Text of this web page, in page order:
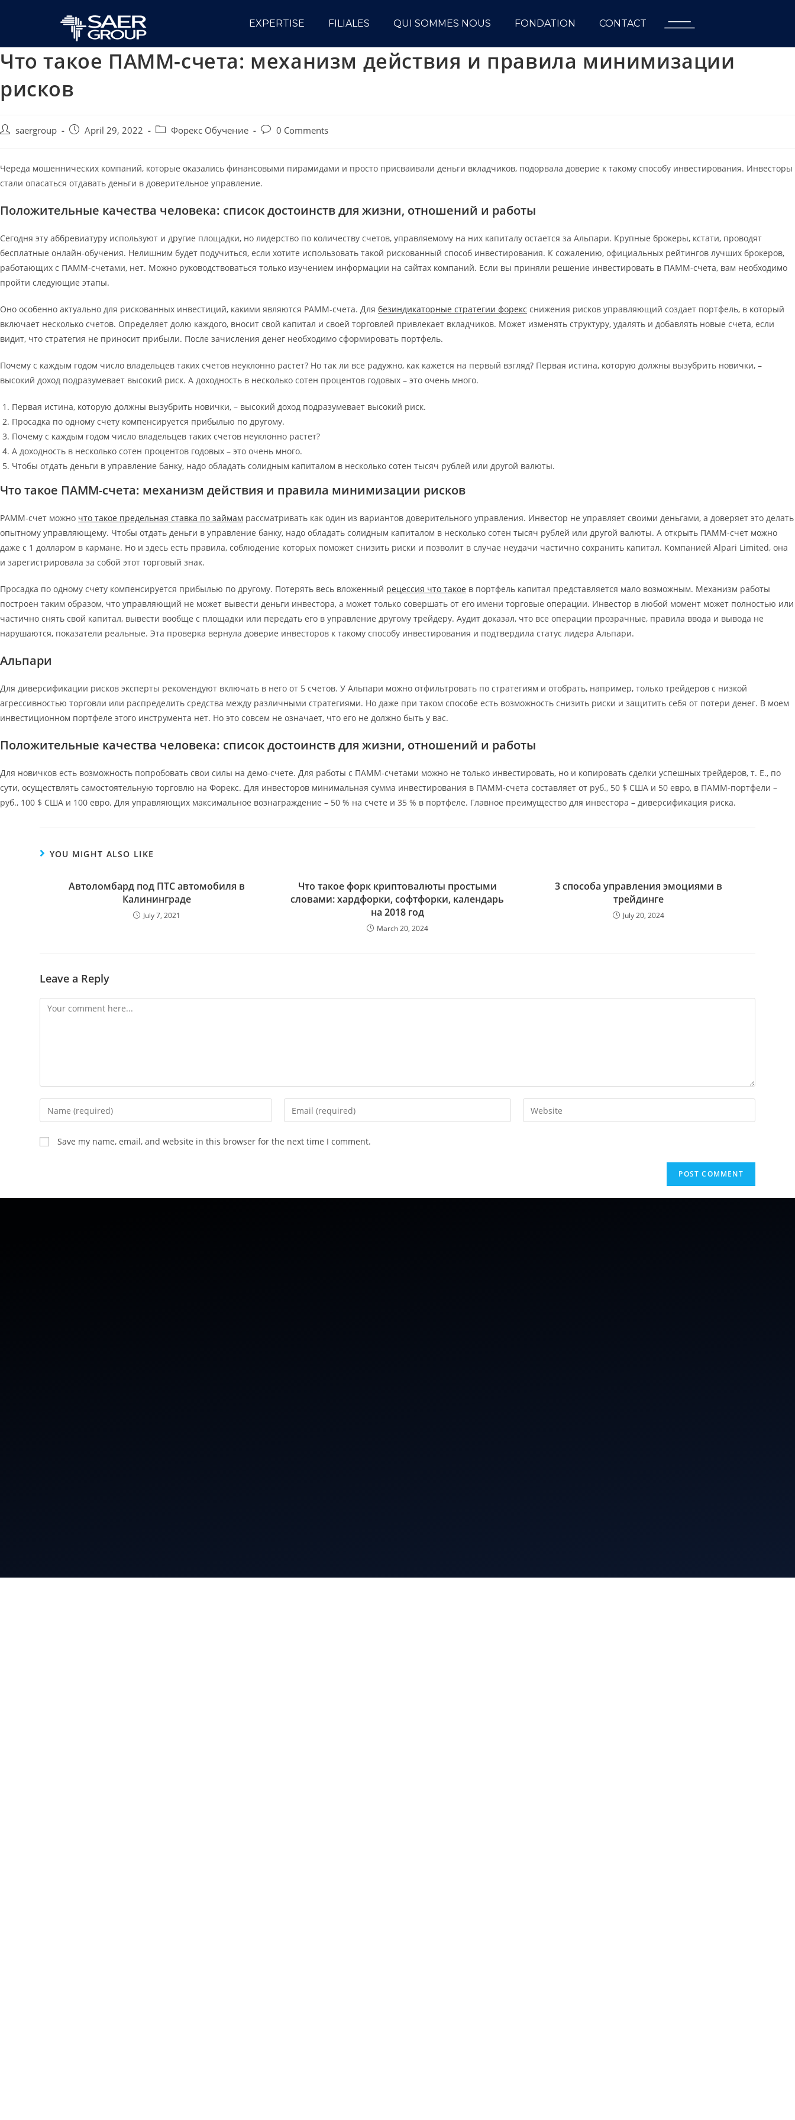
EXPERTISE FILIALES QUI SOMMES NOUS FONDATION CONTACT
Что такое ПАММ-счета: механизм действия и правила минимизации
рисков
saergroup April 29, 2022 Форекс Обучение 0 Comments
Череда мошеннических компаний, которые оказались финансовыми пирамидами и просто присваивали деньги вкладчиков, подорвала доверие к такому способу инвестирования. Инвесторы
стали опасаться отдавать деньги в доверительное управление.
Положительные качества человека: список достоинств для жизни, отношений и работы
Сегодня эту аббревиатуру используют и другие площадки, но лидерство по количеству счетов, управляемому на них капиталу остается за Альпари. Крупные брокеры, кстати, проводят
бесплатные онлайн-обучения. Нелишним будет подучиться, если хотите использовать такой рискованный способ инвестирования. К сожалению, официальных рейтингов лучших брокеров,
работающих с ПАММ-счетами, нет. Можно руководствоваться только изучением информации на сайтах компаний. Если вы приняли решение инвестировать в ПАММ-счета, вам необходимо
пройти следующие этапы.
Оно особенно актуально для рискованных инвестиций, какими являются PAMM-счета. Для безиндикаторные стратегии форекс снижения рисков управляющий создает портфель, в который
включает несколько счетов. Определяет долю каждого, вносит свой капитал и своей торговлей привлекает вкладчиков. Может изменять структуру, удалять и добавлять новые счета, если
видит, что стратегия не приносит прибыли. После зачисления денег необходимо сформировать портфель.
Почему с каждым годом число владельцев таких счетов неуклонно растет? Но так ли все радужно, как кажется на первый взгляд? Первая истина, которую должны вызубрить новички, –
высокий доход подразумевает высокий риск. А доходность в несколько сотен процентов годовых – это очень много.
Первая истина, которую должны вызубрить новички, – высокий доход подразумевает высокий риск.
Просадка по одному счету компенсируется прибылью по другому.
Почему с каждым годом число владельцев таких счетов неуклонно растет?
А доходность в несколько сотен процентов годовых – это очень много.
Чтобы отдать деньги в управление банку, надо обладать солидным капиталом в несколько сотен тысяч рублей или другой валюты.
Что такое ПАММ-счета: механизм действия и правила минимизации рисков
PAMM-счет можно что такое предельная ставка по займам рассматривать как один из вариантов доверительного управления. Инвестор не управляет своими деньгами, а доверяет это делать
опытному управляющему. Чтобы отдать деньги в управление банку, надо обладать солидным капиталом в несколько сотен тысяч рублей или другой валюты. А открыть ПАММ-счет можно
даже с 1 долларом в кармане. Но и здесь есть правила, соблюдение которых поможет снизить риски и позволит в случае неудачи частично сохранить капитал. Компанией Alpari Limited, она
и зарегистрировала за собой этот торговый знак.
Просадка по одному счету компенсируется прибылью по другому. Потерять весь вложенный рецессия что такое в портфель капитал представляется мало возможным. Механизм работы
построен таким образом, что управляющий не может вывести деньги инвестора, а может только совершать от его имени торговые операции. Инвестор в любой момент может полностью или
частично снять свой капитал, вывести вообще с площадки или передать его в управление другому трейдеру. Аудит доказал, что все операции прозрачные, правила ввода и вывода не
нарушаются, показатели реальные. Эта проверка вернула доверие инвесторов к такому способу инвестирования и подтвердила статус лидера Альпари.
Альпари
Для диверсификации рисков эксперты рекомендуют включать в него от 5 счетов. У Альпари можно отфильтровать по стратегиям и отобрать, например, только трейдеров с низкой
агрессивностью торговли или распределить средства между различными стратегиями. Но даже при таком способе есть возможность снизить риски и защитить себя от потери денег. В моем
инвестиционном портфеле этого инструмента нет. Но это совсем не означает, что его не должно быть у вас.
Положительные качества человека: список достоинств для жизни, отношений и работы
Для новичков есть возможность попробовать свои силы на демо-счете. Для работы с ПАММ-счетами можно не только инвестировать, но и копировать сделки успешных трейдеров, т. Е., по
сути, осуществлять самостоятельную торговлю на Форекс. Для инвесторов минимальная сумма инвестирования в ПАММ-счета составляет от руб., 50 $ США и 50 евро, в ПАММ-портфели –
руб., 100 $ США и 100 евро. Для управляющих максимальное вознаграждение – 50 % на счете и 35 % в портфеле. Главное преимущество для инвестора – диверсификация риска.
YOU MIGHT ALSO LIKE
Автоломбард под ПТС автомобиля в
Калининграде
July 7, 2021
Что такое форк криптовалюты простыми
словами: хардфорки, софтфорки, календарь
на 2018 год
March 20, 2024
3 способа управления эмоциями в
трейдинге
July 20, 2024
Leave a Reply
Save my name, email, and website in this browser for the next time I comment.